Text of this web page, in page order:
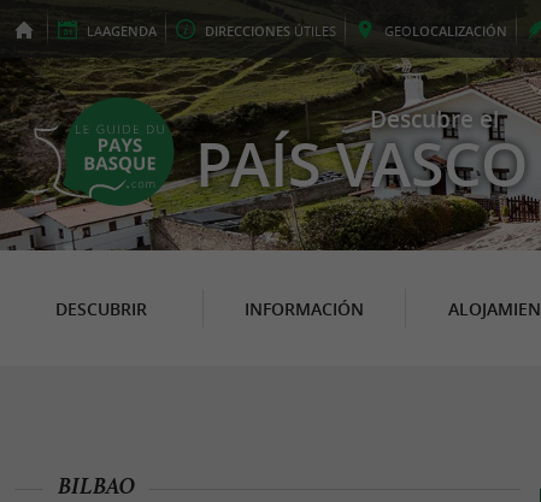
LAAGENDA DIRECCIONES ÚTILES GEOLOCALIZACIÓN
Descubre el
PAÍS VASCO
DESCUBRIR INFORMACIÓN
BILBAO